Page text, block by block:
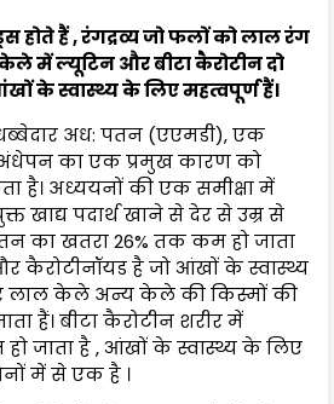
हैं , रंगद्रव्य जो फलों को लाल रंग
में ल्यूटिन और बीटा कैरोटीन दो
के स्वास्थ्य के लिए महत्वपूर्ण हैं।
अध: पतन (एएमडी), एक
का एक प्रमुख कारण को
है। अध्ययनों की एक समीक्षा में
खाद्य पदार्थ खाने से देर से उम्र से
का खतरा 26% तक कम हो जाता
कैरोटीनॉयड है जो आंखों के स्वास्थ्य
लाल केले अन्य केले की किस्मों की
हैं। बीटा कैरोटीन शरीर में
हो जाता है , आंखों के स्वास्थ्य के लिए
में से एक है ।